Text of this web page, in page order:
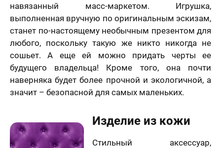
навязанный масс-маркетом. Игрушка,
выполненная вручную по оригинальным эскизам,
станет по-настоящему необычным презентом для
любого, поскольку такую же никто никогда не
сошьет. А еще ей можно придать черты ее
будущего владельца! Кроме того, она почти
наверняка будет более прочной и экологичной, а
значит – безопасной для самых маленьких.
Изделие из кожи
Стильный аксессуар,